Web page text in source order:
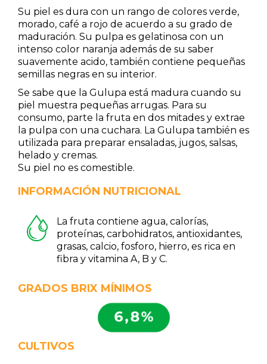
Su piel es dura con un rango de colores verde,
morado, café a rojo de acuerdo a su grado de
maduración. Su pulpa es gelatinosa con un
intenso color naranja además de su saber
suavemente acido, también contiene pequeñas
semillas negras en su interior.
Se sabe que la Gulupa está madura cuando su
piel muestra pequeñas arrugas. Para su
consumo, parte la fruta en dos mitades y extrae
la pulpa con una cuchara. La Gulupa también es
utilizada para preparar ensaladas, jugos, salsas,
helado y cremas.
Su piel no es comestible.
INFORMACIÓN NUTRICIONAL
La fruta contiene agua, calorías,
proteínas, carbohidratos, antioxidantes,
grasas, calcio, fosforo, hierro, es rica en
fibra y vitamina A, B y C.
GRADOS BRIX MÍNIMOS
CULTIVOS